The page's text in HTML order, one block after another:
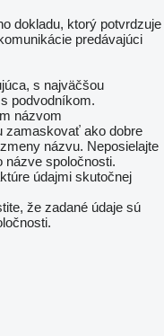
dokladu, ktorý potvrdzuje
predávajúci
s najväčšou
podvodníkom.
názvom
zamaskovať ako dobre
názvu. Neposielajte
názve spoločnosti.
údajmi skutočnej
že zadané údaje sú